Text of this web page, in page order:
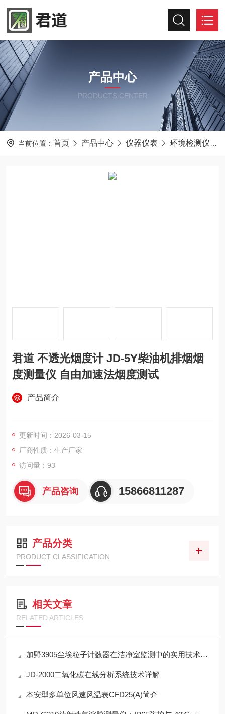
产品中心
PRODUCTS CENTER
当前位置： 首页 产品中心 仪器仪表 环境检测仪器
君道 不透光烟度计 JD-5Y柴油机排烟烟
度测量仪 自由加速法烟度测试
产品简介
更新时间：2026-03-15
厂商性质：生产厂家
访问量：93
产品咨询 15866811287
产品分类
PRODUCT CLASSIFICATION
相关文章
RELATED ARTICLES
加野3905尘埃粒子计数器在洁净室监测中的实用技术解析
JD-2000二氧化碳在线分析系统技术详解
本安型多单位风速风温表CFD25(A)简介